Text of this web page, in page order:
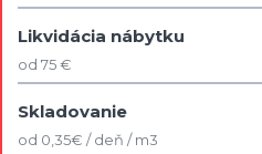
Likvidácia nábytku
od 75 €
Skladovanie
od 0,35€ / deň / m3